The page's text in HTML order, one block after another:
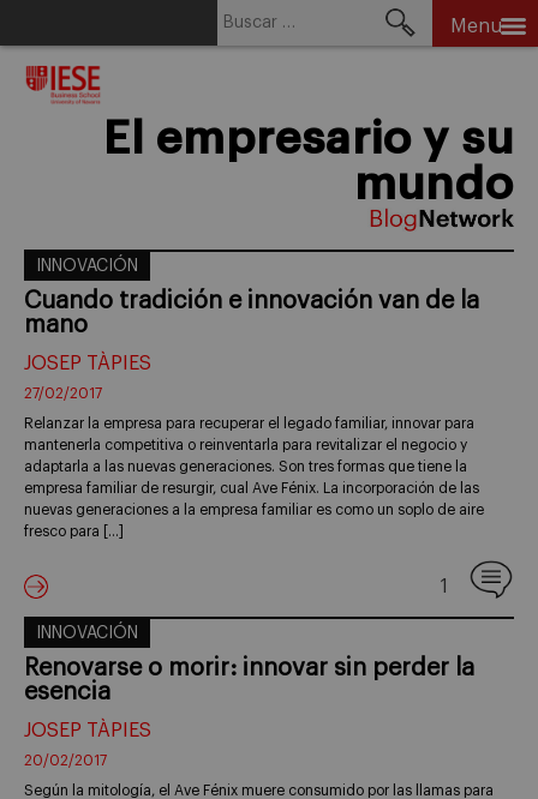
Menu
El empresario y su
mundo
INNOVACIÓN
Cuando tradición e innovación van de la
mano
JOSEP TÀPIES
27/02/2017
Relanzar la empresa para recuperar el legado familiar, innovar para
mantenerla competitiva o reinventarla para revitalizar el negocio y
adaptarla a las nuevas generaciones. Son tres formas que tiene la
empresa familiar de resurgir, cual Ave Fénix. La incorporación de las
nuevas generaciones a la empresa familiar es como un soplo de aire
fresco para […]
1
INNOVACIÓN
Renovarse o morir: innovar sin perder la
esencia
JOSEP TÀPIES
20/02/2017
Según la mitología, el Ave Fénix muere consumido por las llamas para